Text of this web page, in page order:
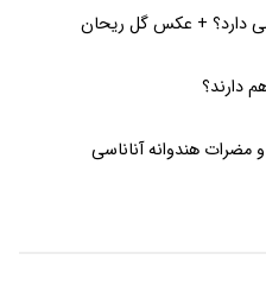
دارد؟ + عکس گل ریحان
دارند؟
هندوانه آناناسی